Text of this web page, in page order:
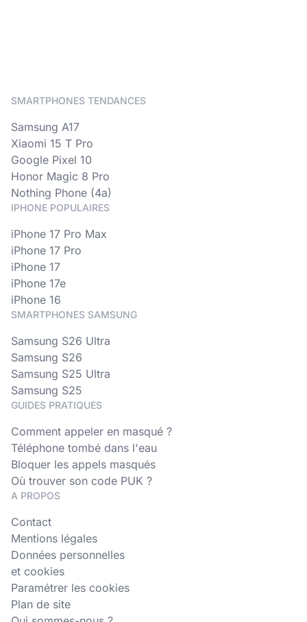
SMARTPHONES TENDANCES
Samsung A17
Xiaomi 15 T Pro
Google Pixel 10
Honor Magic 8 Pro
Nothing Phone (4a)
IPHONE POPULAIRES
iPhone 17 Pro Max
iPhone 17 Pro
iPhone 17
iPhone 17e
iPhone 16
SMARTPHONES SAMSUNG
Samsung S26 Ultra
Samsung S26
Samsung S25 Ultra
Samsung S25
GUIDES PRATIQUES
Comment appeler en masqué ?
Téléphone tombé dans l'eau
Bloquer les appels masqués
Où trouver son code PUK ?
A PROPOS
Contact
Mentions légales
Données personnelles
et cookies
Paramétrer les cookies
Plan de site